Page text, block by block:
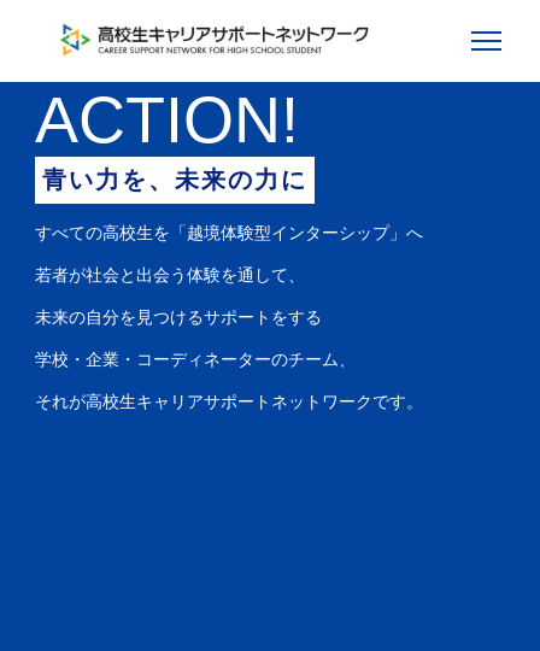
ACTION!
青い力を、未来の力に
すべての高校生を「越境体験型インターシップ」へ
若者が社会と出会う体験を通して、
未来の自分を見つけるサポートをする
学校・企業・コーディネーターのチーム、
それが高校生キャリアサポートネットワークです。